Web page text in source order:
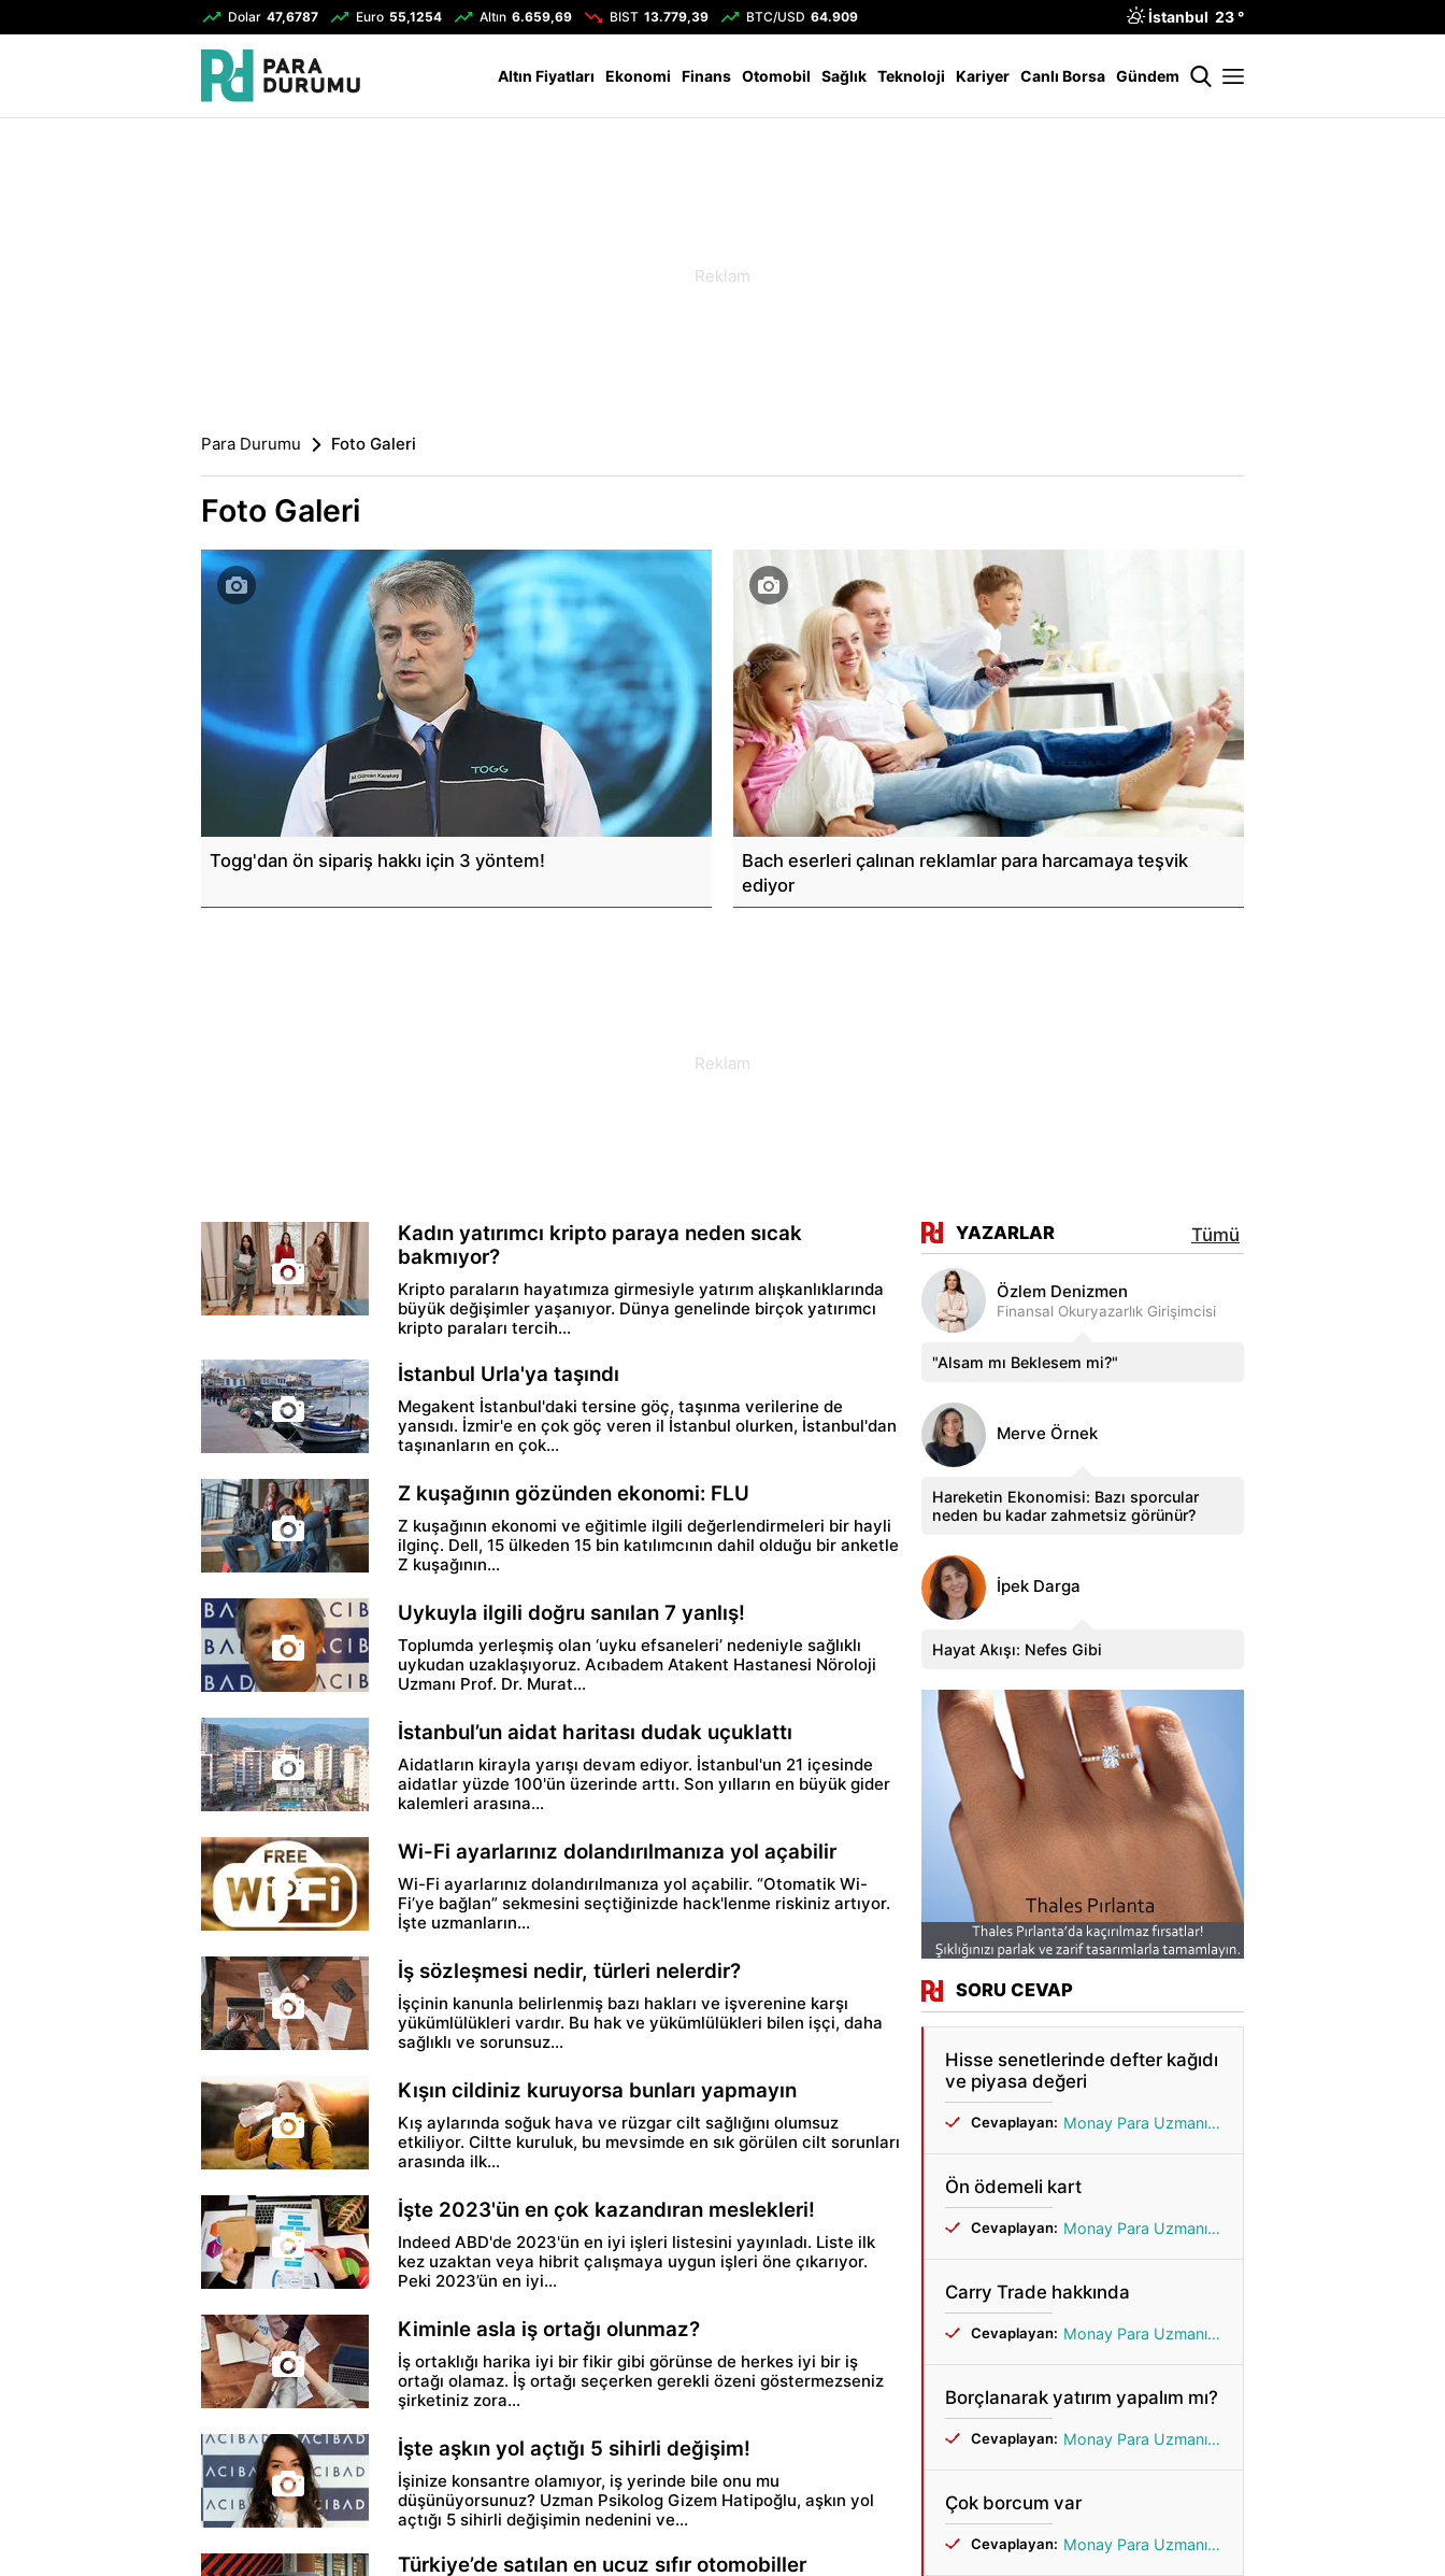
Dolar 47,6787 Euro 55,1254 Altın 6.659,69 BIST 13.779,39 BTC/USD 64.909 İstanbul 23 °
Altın Fiyatları Ekonomi Finans Otomobil Sağlık Teknoloji Kariyer Canlı Borsa Gündem
Para Durumu Foto Galeri
Foto Galeri
Togg'dan ön sipariş hakkı için 3 yöntem!
Bach eserleri çalınan reklamlar para harcamaya teşvik
ediyor
Kadın yatırımcı kripto paraya neden sıcak
bakmıyor?
Kripto paraların hayatımıza girmesiyle yatırım alışkanlıklarında
büyük değişimler yaşanıyor. Dünya genelinde birçok yatırımcı
kripto paraları tercih...
İstanbul Urla'ya taşındı
Megakent İstanbul'daki tersine göç, taşınma verilerine de
yansıdı. İzmir'e en çok göç veren il İstanbul olurken, İstanbul'dan
taşınanların en çok...
Z kuşağının gözünden ekonomi: FLU
Z kuşağının ekonomi ve eğitimle ilgili değerlendirmeleri bir hayli
ilginç. Dell, 15 ülkeden 15 bin katılımcının dahil olduğu bir anketle
Z kuşağının...
Uykuyla ilgili doğru sanılan 7 yanlış!
Toplumda yerleşmiş olan ‘uyku efsaneleri’ nedeniyle sağlıklı
uykudan uzaklaşıyoruz. Acıbadem Atakent Hastanesi Nöroloji
Uzmanı Prof. Dr. Murat...
İstanbul’un aidat haritası dudak uçuklattı
Aidatların kirayla yarışı devam ediyor. İstanbul'un 21 içesinde
aidatlar yüzde 100'ün üzerinde arttı. Son yılların en büyük gider
kalemleri arasına...
Wi-Fi ayarlarınız dolandırılmanıza yol açabilir
Wi-Fi ayarlarınız dolandırılmanıza yol açabilir. “Otomatik Wi-
Fi’ye bağlan” sekmesini seçtiğinizde hack'lenme riskiniz artıyor.
İşte uzmanların...
İş sözleşmesi nedir, türleri nelerdir?
İşçinin kanunla belirlenmiş bazı hakları ve işverenine karşı
yükümlülükleri vardır. Bu hak ve yükümlülükleri bilen işçi, daha
sağlıklı ve sorunsuz...
Kışın cildiniz kuruyorsa bunları yapmayın
Kış aylarında soğuk hava ve rüzgar cilt sağlığını olumsuz
etkiliyor. Ciltte kuruluk, bu mevsimde en sık görülen cilt sorunları
arasında ilk...
İşte 2023'ün en çok kazandıran meslekleri!
Indeed ABD'de 2023'ün en iyi işleri listesini yayınladı. Liste ilk
kez uzaktan veya hibrit çalışmaya uygun işleri öne çıkarıyor.
Peki 2023’ün en iyi...
Kiminle asla iş ortağı olunmaz?
İş ortaklığı harika iyi bir fikir gibi görünse de herkes iyi bir iş
ortağı olamaz. İş ortağı seçerken gerekli özeni göstermezseniz
şirketiniz zora...
İşte aşkın yol açtığı 5 sihirli değişim!
İşinize konsantre olamıyor, iş yerinde bile onu mu
düşünüyorsunuz? Uzman Psikolog Gizem Hatipoğlu, aşkın yol
açtığı 5 sihirli değişimin nedenini ve...
Türkiye’de satılan en ucuz sıfır otomobiller
YAZARLAR Tümü
Özlem Denizmen
Finansal Okuryazarlık Girişimcisi
"Alsam mı Beklesem mi?"
Merve Örnek
Hareketin Ekonomisi: Bazı sporcular
neden bu kadar zahmetsiz görünür?
İpek Darga
Hayat Akışı: Nefes Gibi
SORU CEVAP
Hisse senetlerinde defter kağıdı
ve piyasa değeri
Cevaplayan: Monay Para Uzmanı Gönül
Ön ödemeli kart
Cevaplayan: Monay Para Uzmanı Gönül
Carry Trade hakkında
Cevaplayan: Monay Para Uzmanı Gönül
Borçlanarak yatırım yapalım mı?
Cevaplayan: Monay Para Uzmanı Gönül
Çok borcum var
Cevaplayan: Monay Para Uzmanı Gönül